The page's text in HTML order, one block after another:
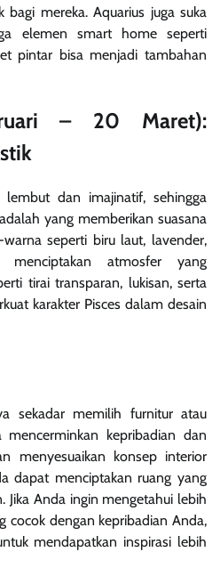
mereka. Aquarius juga suka
elemen smart home seperti
pintar bisa menjadi tambahan
– 20 Maret):
dan imajinatif, sehingga
yang memberikan suasana
seperti biru laut, lavender,
atmosfer yang
tirai transparan, lukisan, serta
karakter Pisces dalam desain
sekadar memilih furnitur atau
kepribadian dan
menyesuaikan konsep interior
dapat menciptakan ruang yang
Jika Anda ingin mengetahui lebih
cocok dengan kepribadian Anda,
mendapatkan inspirasi lebih